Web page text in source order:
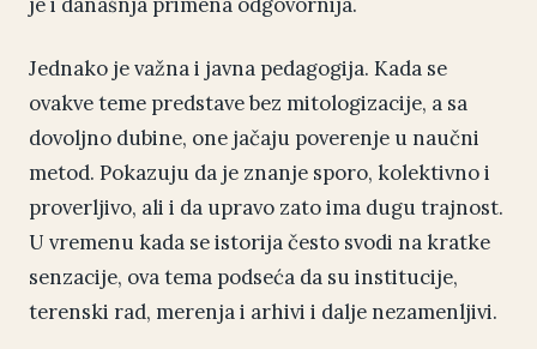
Jednako je važna i javna pedagogija. Kada se
ovakve teme predstave bez mitologizacije, a sa
dovoljno dubine, one jačaju poverenje u naučni
metod. Pokazuju da je znanje sporo, kolektivno i
proverljivo, ali i da upravo zato ima dugu trajnost.
U vremenu kada se istorija često svodi na kratke
senzacije, ova tema podseća da su institucije,
terenski rad, merenja i arhivi i dalje nezamenljivi.